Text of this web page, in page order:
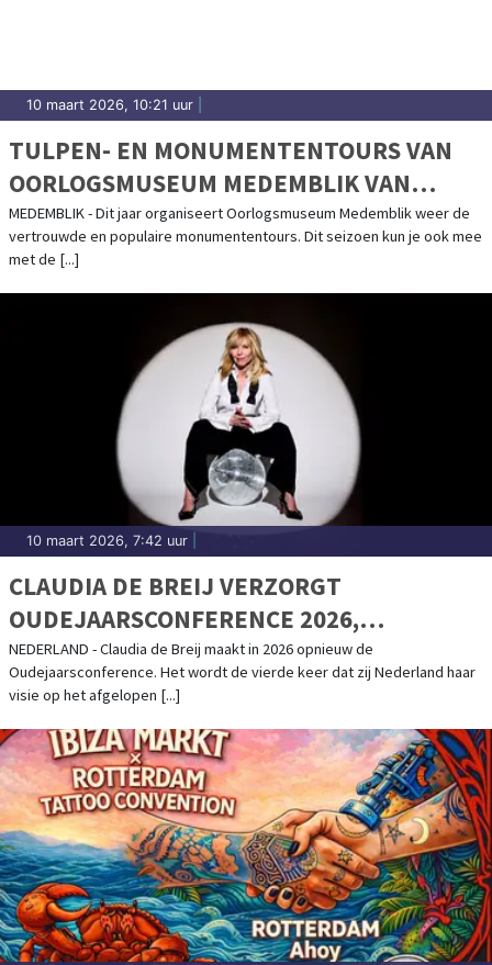
10 maart 2026, 10:21 uur
TULPEN- EN MONUMENTENTOURS VAN
OORLOGSMUSEUM MEDEMBLIK VAN
START!
MEDEMBLIK - Dit jaar organiseert Oorlogsmuseum Medemblik weer de
vertrouwde en populaire monumententours. Dit seizoen kun je ook mee
met de [...]
10 maart 2026, 7:42 uur
CLAUDIA DE BREIJ VERZORGT
OUDEJAARSCONFERENCE 2026,
KAARTVERKOOP START WOENSDAG
NEDERLAND - Claudia de Breij maakt in 2026 opnieuw de
Oudejaarsconference. Het wordt de vierde keer dat zij Nederland haar
visie op het afgelopen [...]